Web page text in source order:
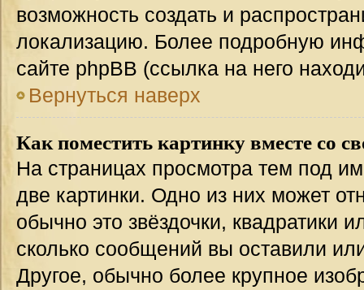
возможность создать и
локализацию. Более подробную
сайте phpBB (ссылка на него
Вернуться наверх
Как поместить картинку вместе со
На страницах просмотра тем под
две картинки. Одно из них может
обычно это звёздочки, квадратики
сколько сообщений вы оставили
Другое, обычно более крупное